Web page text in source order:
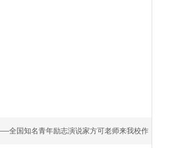
全国知名青年励志演说家方可老师来我校作